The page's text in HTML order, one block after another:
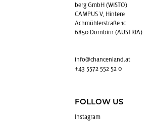
berg GmbH (WISTO)
CAMPUS V, Hintere
Achmühlerstraße 1c
6850 Dornbirn (AUSTRIA)
info@​chancenland.​at
+43 5572 552 52 0
FOLLOW US
In­sta­gram